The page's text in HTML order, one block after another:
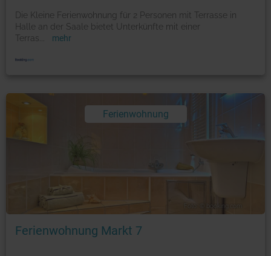
Die Kleine Ferienwohnung für 2 Personen mit Terrasse in
Halle an der Saale bietet Unterkünfte mit einer
Terras
mehr
Ferienwohnung
Ferienwohnung Markt 7